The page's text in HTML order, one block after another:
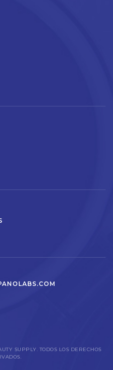
SUPPLY. TODOS LOS DERECHOS